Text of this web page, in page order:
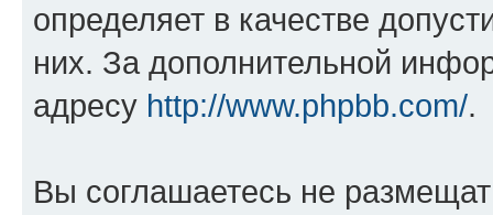
определяет в качестве
них. За дополнительной
адресу http://www.phpbb.com/.
Вы соглашаетесь не